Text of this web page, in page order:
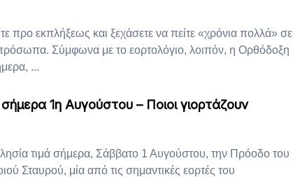
προ εκπλήξεως και ξεχάσετε να πείτε «χρόνια πολλά» σε
Σύμφωνα με το εορτολόγιο, λοιπόν, η Ορθόδοξη
...
1η Αυγούστου – Ποιοι γιορτάζουν
τιμά σήμερα, Σάββατο 1 Αυγούστου, την Πρόοδο του
Σταυρού, μία από τις σημαντικές εορτές του